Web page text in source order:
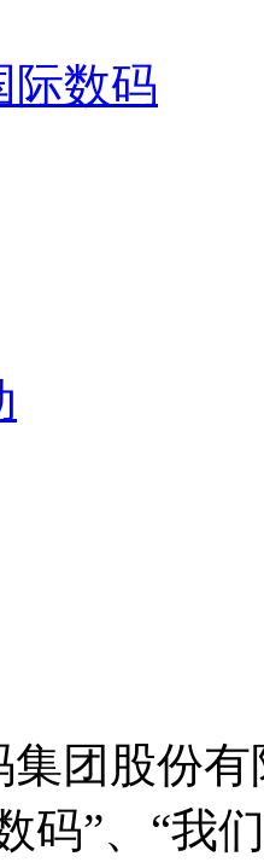
际数码
集团股份
”、“